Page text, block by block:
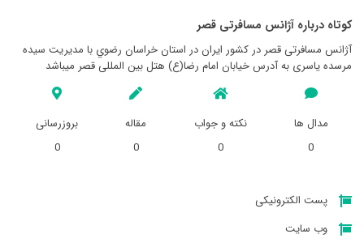
کوتاه درباره آژانس مسافرتی قصر
آژانس مسافرتی قصر در کشور ایران در استان خراسان رضوي با مدیریت سیده
مرسده یاسری به آدرس خیابان امام رضا(ع) هتل بین المللی قصر میباشد
مدال ها
0
نکته و جواب
0
مقاله
0
بروزرسانی
0
پست الکترونیکی
وب سایت